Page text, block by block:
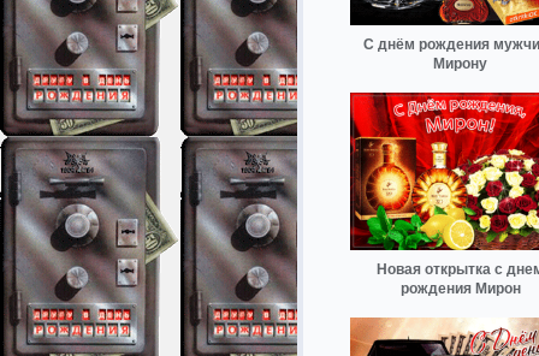
С днём рождения
Мирону
Новая открытка с
рождения Мирон